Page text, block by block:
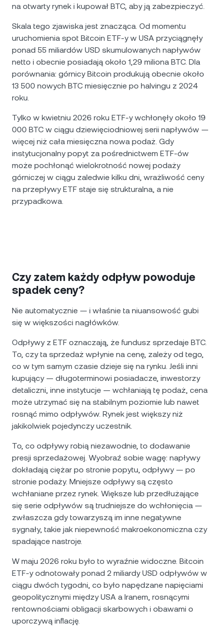
na otwarty rynek i kupował BTC, aby ją zabezpieczyć.
Skala tego zjawiska jest znacząca. Od momentu
uruchomienia spot Bitcoin ETF-y w USA przyciągnęły
ponad 55 miliardów USD skumulowanych napływów
netto i obecnie posiadają około 1,29 miliona BTC. Dla
porównania: górnicy Bitcoin produkują obecnie około
13 500 nowych BTC miesięcznie po halvingu z 2024
roku.
Tylko w kwietniu 2026 roku ETF-y wchłonęły około 19
000 BTC w ciągu dziewięciodniowej serii napływów —
więcej niż cała miesięczna nowa podaż. Gdy
instytucjonalny popyt za pośrednictwem ETF-ów
może pochłonąć wielokrotność nowej podaży
górniczej w ciągu zaledwie kilku dni, wrażliwość ceny
na przepływy ETF staje się strukturalna, a nie
przypadkowa.
Czy zatem każdy odpływ powoduje
spadek ceny?
Nie automatycznie — i właśnie ta niuansowość gubi
się w większości nagłówków.
Odpływy z ETF oznaczają, że fundusz sprzedaje BTC.
To, czy ta sprzedaż wpłynie na cenę, zależy od tego,
co w tym samym czasie dzieje się na rynku. Jeśli inni
kupujący — długoterminowi posiadacze, inwestorzy
detaliczni, inne instytucje — wchłaniają tę podaż, cena
może utrzymać się na stabilnym poziomie lub nawet
rosnąć mimo odpływów. Rynek jest większy niż
jakikolwiek pojedynczy uczestnik.
To, co odpływy robią niezawodnie, to dodawanie
presji sprzedażowej. Wyobraź sobie wagę: napływy
dokładają ciężar po stronie popytu, odpływy — po
stronie podaży. Mniejsze odpływy są często
wchłaniane przez rynek. Większe lub przedłużające
się serie odpływów są trudniejsze do wchłonięcia —
zwłaszcza gdy towarzyszą im inne negatywne
sygnały, takie jak niepewność makroekonomiczna czy
spadające nastroje.
W maju 2026 roku było to wyraźnie widoczne. Bitcoin
ETF-y odnotowały ponad 2 miliardy USD odpływów w
ciągu dwóch tygodni, co było napędzane napięciami
geopolitycznymi między USA a Iranem, rosnącymi
rentownościami obligacji skarbowych i obawami o
uporczywą inflację.